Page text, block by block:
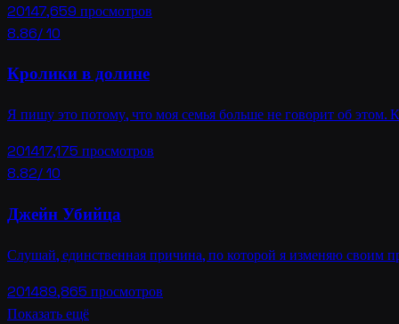
20147,659 просмотров
8.86/ 10
Кролики в долине
Я пишу это потому, что моя семья больше не говорит об этом.
201417,175 просмотров
8.82/ 10
Джейн Убийца
Слушай, единственная причина, по которой я изменяю своим
201489,865 просмотров
Показать ещё